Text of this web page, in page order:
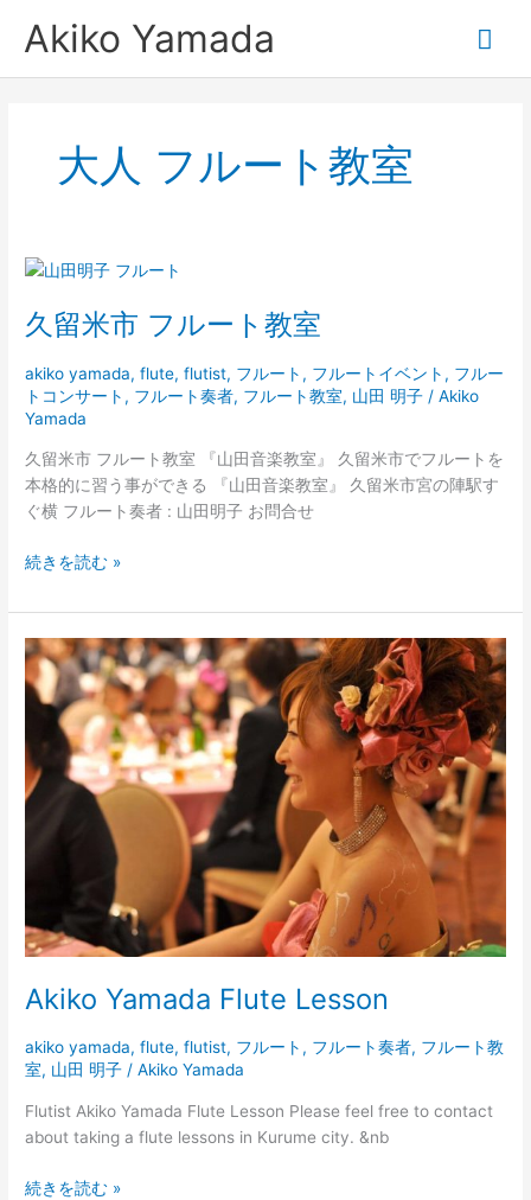
Akiko Yamada
メ
イ
大人 フルート教室
久留米市 フルート教室
akiko yamada,flute,flutist, フルート , フルートイベント , フルー
トコンサート , フルート奏者, フルート教室, 山田 明子 /Akiko
Yamada
久留米市 フルート教室 『山田音楽教室』 久留米市でフルートを
本格的に習う事ができる 『山田音楽教室』 久留米市宮の陣駅す
ぐ横 フルート奏者 : 山田明子 お問合せ
久
米
フ
ル
ー
ト
教
室
続きを読む »
Akiko Yamada Flute Lesson
akiko yamada,flute,flutist, フルート , フルート奏者, フルート教
室, 山田 明子 /Akiko Yamada
Flutist Akiko Yamada Flute Lesson Please feel free to contact
about taking a flute lessons in Kurume city. &nb
Akiko
Yamada
Flute
Lesson
続きを読む »